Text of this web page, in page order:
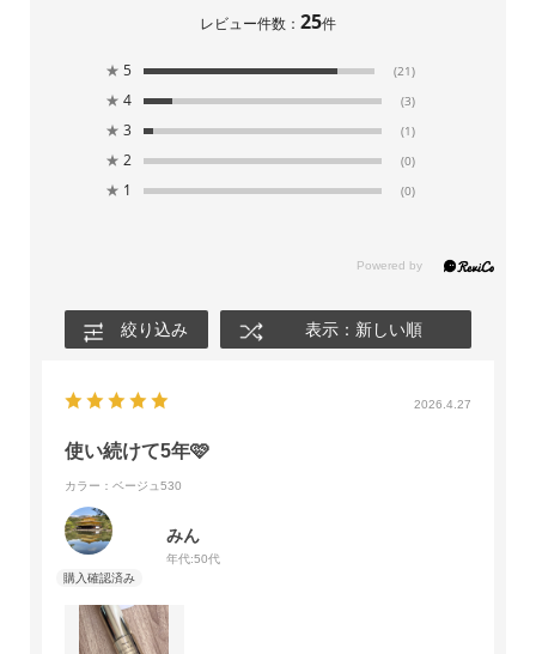
レビュー件数： 25件
★ 5 (21)
★ 4 (3)
★ 3 (1)
★ 2 (0)
★ 1 (0)
絞り込み 表示：新しい順
2026.4.27
使い続けて5年🩷
カラー：ベージュ530
みん
年代:50代